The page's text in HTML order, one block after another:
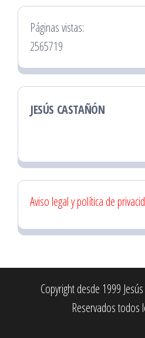
Páginas vistas:
2565719
JESÚS CASTAÑÓN
Aviso legal y política de
Copyright desde 1999
Reservados todos